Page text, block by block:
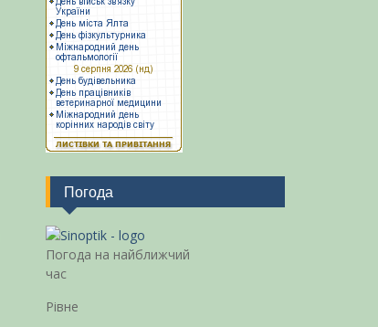
Погода
Погода на найближчий
час
Рівне